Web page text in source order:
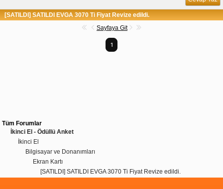
[SATILDI] SATILDI EVGA 3070 Ti Fiyat Revize edildi.
Sayfaya Git
1
Tüm Forumlar
İkinci El - Ödüllü Anket
İkinci El
Bilgisayar ve Donanımları
Ekran Kartı
[SATILDI] SATILDI EVGA 3070 Ti Fiyat Revize edildi.